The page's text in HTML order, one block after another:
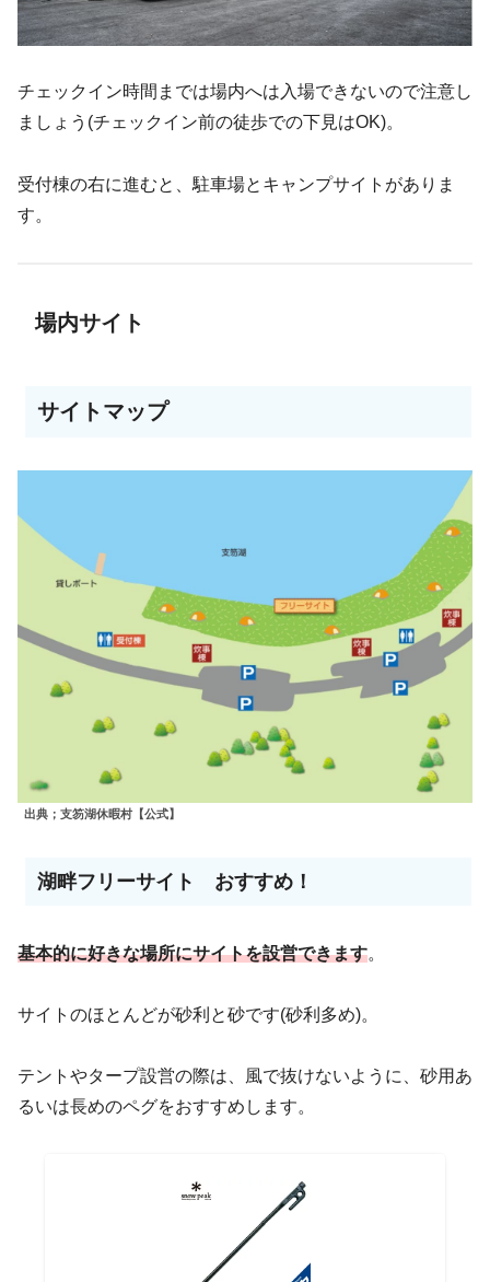
チェックイン時間までは場内へは入場できないので注意し
ましょう(チェックイン前の徒歩での下見はOK)。
受付棟の右に進むと、駐車場とキャンプサイトがありま
す。
場内サイト
サイトマップ
出典；支笏湖休暇村【公式】
湖畔フリーサイト おすすめ！
基本的に好きな場所にサイトを設営できます。
サイトのほとんどが砂利と砂です(砂利多め)。
テントやタープ設営の際は、風で抜けないように、砂用あ
るいは長めのペグをおすすめします。